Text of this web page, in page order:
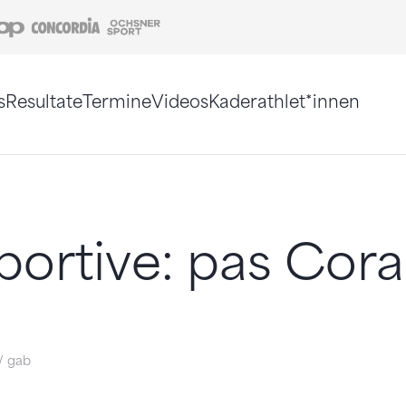
Coop Concordia
ResultateTermineVideosKaderathlet*innen
pas
gab